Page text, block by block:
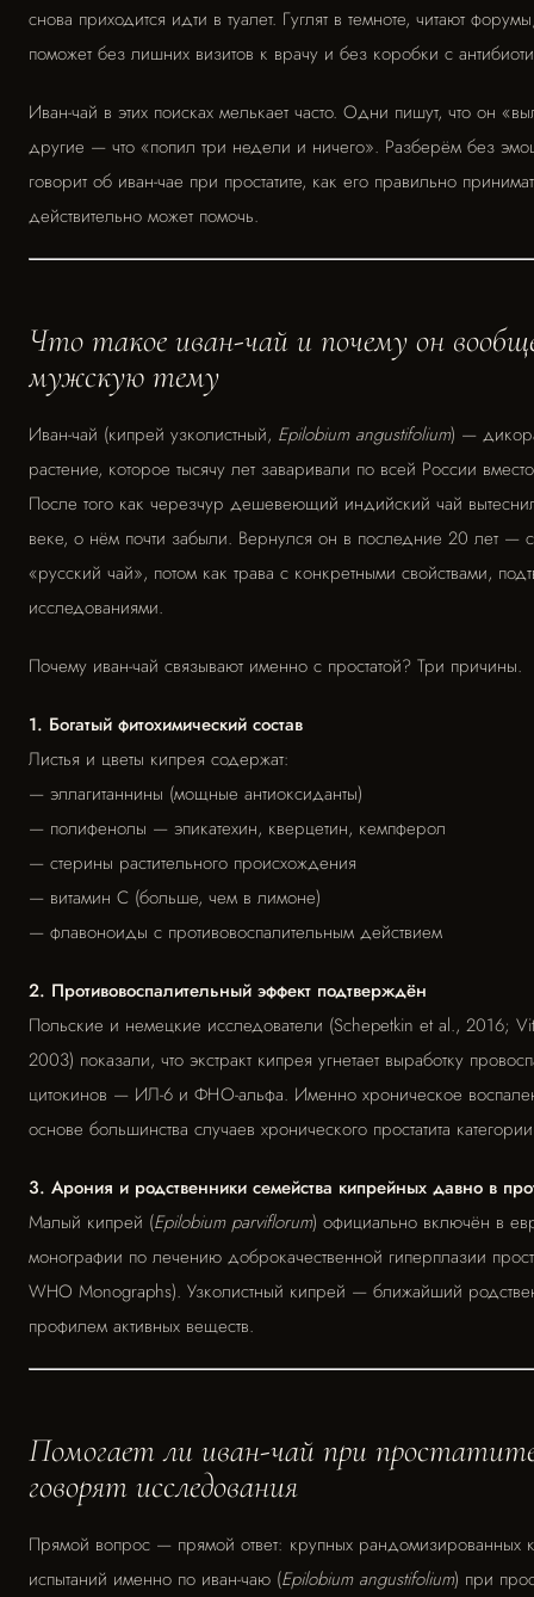
снова приходится идти в туалет. Гуглят в темноте, читают
поможет без лишних визитов к врачу и без коробки с
Иван-чай в этих поисках мелькает часто. Одни пишут, что он
другие — что «попил три недели и ничего». Разберём без
говорит об иван-чае при простатите, как его правильно
действительно может помочь.
Что такое иван-чай и почему он
мужскую тему
Иван-чай (кипрей узколистный, Epilobium angustifolium) —
растение, которое тысячу лет заваривали по всей России
После того как черезчур дешевеющий индийский чай
веке, о нём почти забыли. Вернулся он в последние 20 лет —
«русский чай», потом как трава с конкретными свойствами,
исследованиями.
Почему иван-чай связывают именно с простатой? Три причины.
1. Богатый фитохимический состав
Листья и цветы кипрея содержат:
— эллагитаннины (мощные антиоксиданты)
— полифенолы — эпикатехин, кверцетин, кемпферол
— стерины растительного происхождения
— витамин С (больше, чем в лимоне)
— флавоноиды с противовоспалительным действием
2. Противовоспалительный эффект подтверждён
Польские и немецкие исследователи (Schepetkin et al., 2016;
2003) показали, что экстракт кипрея угнетает выработку
цитокинов — ИЛ-6 и ФНО-альфа. Именно хроническое
основе большинства случаев хронического простатита
3. Арония и родственники семейства кипрейных давно в
Малый кипрей (Epilobium parviflorum) официально включён в
монографии по лечению доброкачественной гиперплазии
WHO Monographs). Узколистный кипрей — ближайший
профилем активных веществ.
Помогает ли иван-чай при
говорят исследования
Прямой вопрос — прямой ответ: крупных рандомизированных
испытаний именно по иван-чаю (Epilobium angustifolium) при